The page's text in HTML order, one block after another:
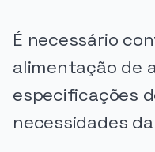
É necessário
alimentação de
especificações
necessidades